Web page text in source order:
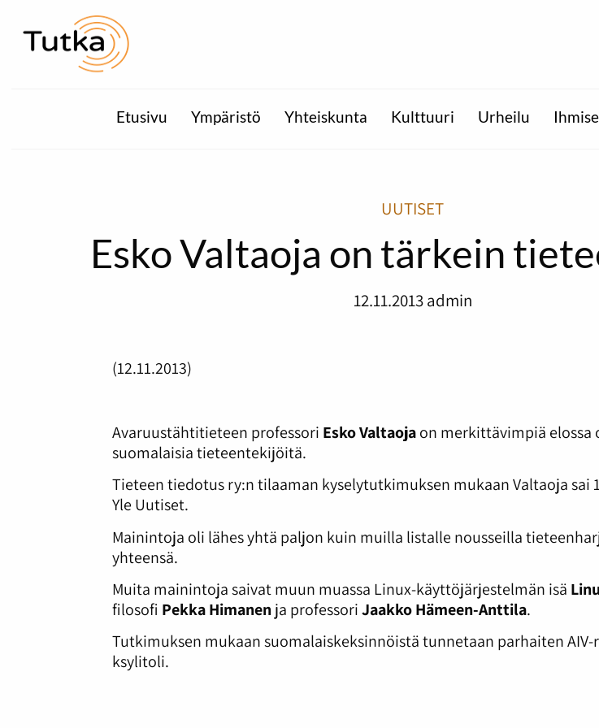
Etusivu Ympäristö Yhteiskunta Kulttuuri Urheilu
UUTISET
Esko Valtaoja on tärkein
12.11.2013 admin
(12.11.2013)
Avaruustähtitieteen professori Esko Valtaojaon merkittävimpiä elossa
suomalaisia tieteentekijöitä.
Tieteen tiedotus ry:n tilaaman kyselytutkimuksen mukaan Valtaoja sai
Yle Uutiset.
Mainintoja oli lähes yhtä paljon kuin muilla listalle nousseilla
yhteensä.
Muita mainintoja saivat muun muassa Linux-käyttöjärjestelmän isä
filosofi Pekka Himanenja professoriJaakko Hämeen-Anttila.
Tutkimuksen mukaan suomalaiskeksinnöistä tunnetaan parhaiten
ksylitoli.